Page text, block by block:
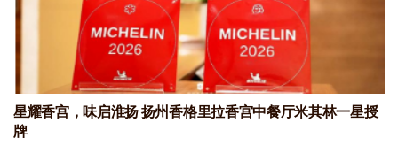
星耀香宫，味启淮扬 扬州香格里拉香宫中餐厅米其林一星授
牌